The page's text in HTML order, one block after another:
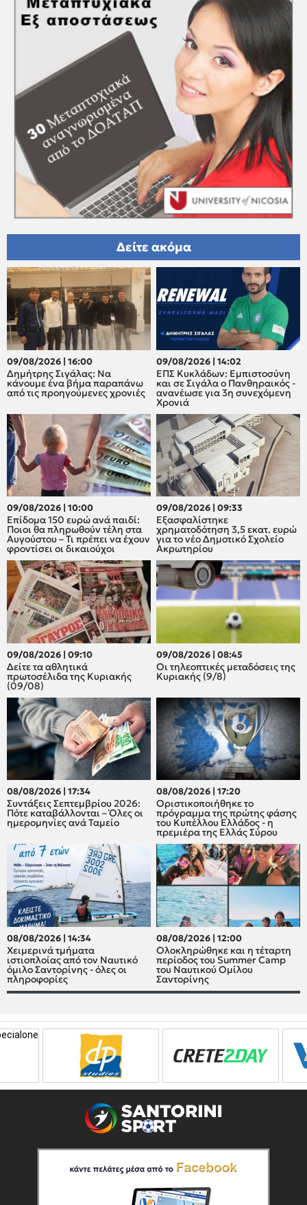
Δείτε ακόμα
09/08/2026 | 16:00
Δημήτρης Σιγάλας: Να
κάνουμε ένα βήμα παραπάνω
από τις προηγούμενες χρονιές
09/08/2026 | 14:02
ΕΠΣ Κυκλάδων: Εμπιστοσύνη
και σε Σιγάλα ο Πανθηραικός -
ανανέωσε για 3η συνεχόμενη
Χρονιά
09/08/2026 | 10:00
Επίδομα 150 ευρώ ανά παιδί:
Ποιοι θα πληρωθούν τέλη στα
Αυγούστου – Τι πρέπει να έχουν
φροντίσει οι δικαιούχοι
09/08/2026 | 09:33
Εξασφαλίστηκε
χρηματοδότηση 3,5 εκατ. ευρώ
για το νέο Δημοτικό Σχολείο
Ακρωτηρίου
09/08/2026 | 09:10
Δείτε τα αθλητικά
πρωτοσέλιδα της Κυριακής
(09/08)
09/08/2026 | 08:45
Οι τηλεοπτικές μεταδόσεις της
Κυριακής (9/8)
08/08/2026 | 17:34
Συντάξεις Σεπτεμβρίου 2026:
Πότε καταβάλλονται – Όλες οι
ημερομηνίες ανά Ταμείο
08/08/2026 | 17:20
Οριστικοποιήθηκε το
πρόγραμμα της πρώτης φάσης
του Κυπέλλου Ελλάδος - η
πρεμιέρα της Ελλάς Σύρου
08/08/2026 | 14:34
Χειμερινά τμήματα
ιστιοπλοίας από τον Ναυτικό
όμιλο Σαντορίνης - όλες οι
πληροφορίες
08/08/2026 | 12:00
Oλοκληρώθηκε και η τέταρτη
περίοδος του Summer Camp
του Ναυτικού Ομίλου
Σαντορίνης